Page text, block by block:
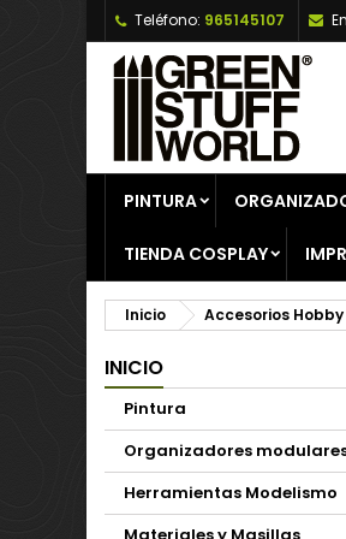
Teléfono: 965145107
PINTURA
TIENDA COSPLAY
Inicio Accesorios Hobby
INICIO
Pintura
Organizadores
Herramientas Modelismo